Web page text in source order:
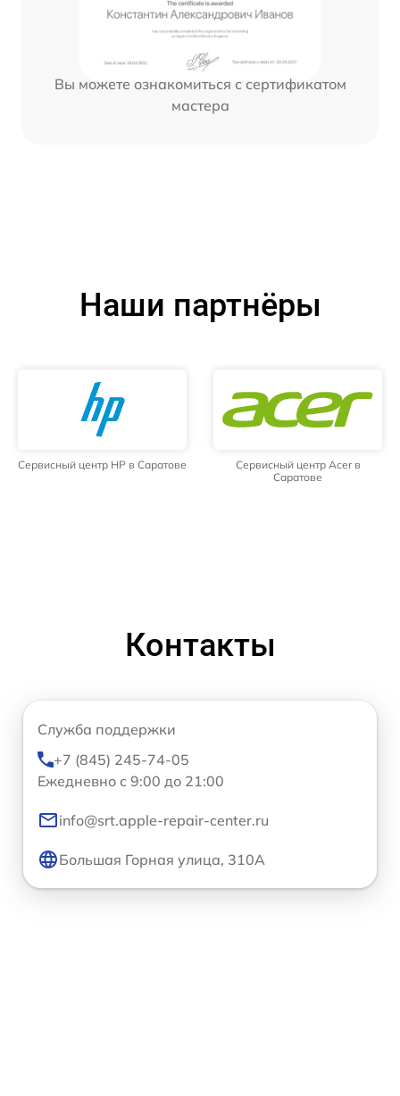
Вы можете ознакомиться с сертификатом
мастера
Наши партнёры
Сервисный центр HP в Саратове
Сервисный центр Acer в
Саратове
Контакты
Служба поддержки
+7 (845) 245-74-05
Ежедневно с 9:00 до 21:00
info@srt.apple-repair-center.ru
Большая Горная улица, 310А